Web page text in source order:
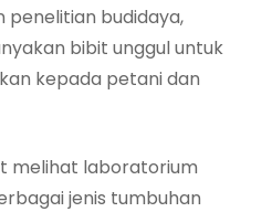
penelitian budidaya,
bibit unggul untuk
kepada petani dan
melihat laboratorium
jenis tumbuhan